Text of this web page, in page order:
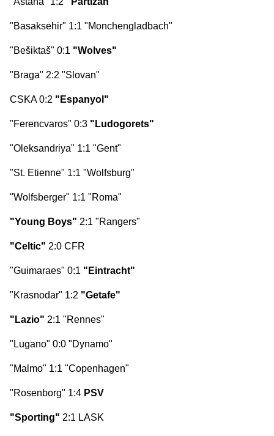
"Basaksehir" 1:1 "Monchengladbach"
"Bešiktaš" 0:1 "Wolves"
"Braga" 2:2 "Slovan"
CSKA 0:2 "Espanyol"
"Ferencvaros" 0:3 "Ludogorets"
"Oleksandriya" 1:1 "Gent"
"St. Etienne" 1:1 "Wolfsburg"
"Wolfsberger" 1:1 "Roma"
"Young Boys" 2:1 "Rangers"
"Celtic" 2:0 CFR
"Guimaraes" 0:1 "Eintracht"
"Krasnodar" 1:2 "Getafe"
"Lazio" 2:1 "Rennes"
"Lugano" 0:0 "Dynamo"
"Malmo" 1:1 "Copenhagen"
"Rosenborg" 1:4 PSV
"Sporting" 2:1 LASK